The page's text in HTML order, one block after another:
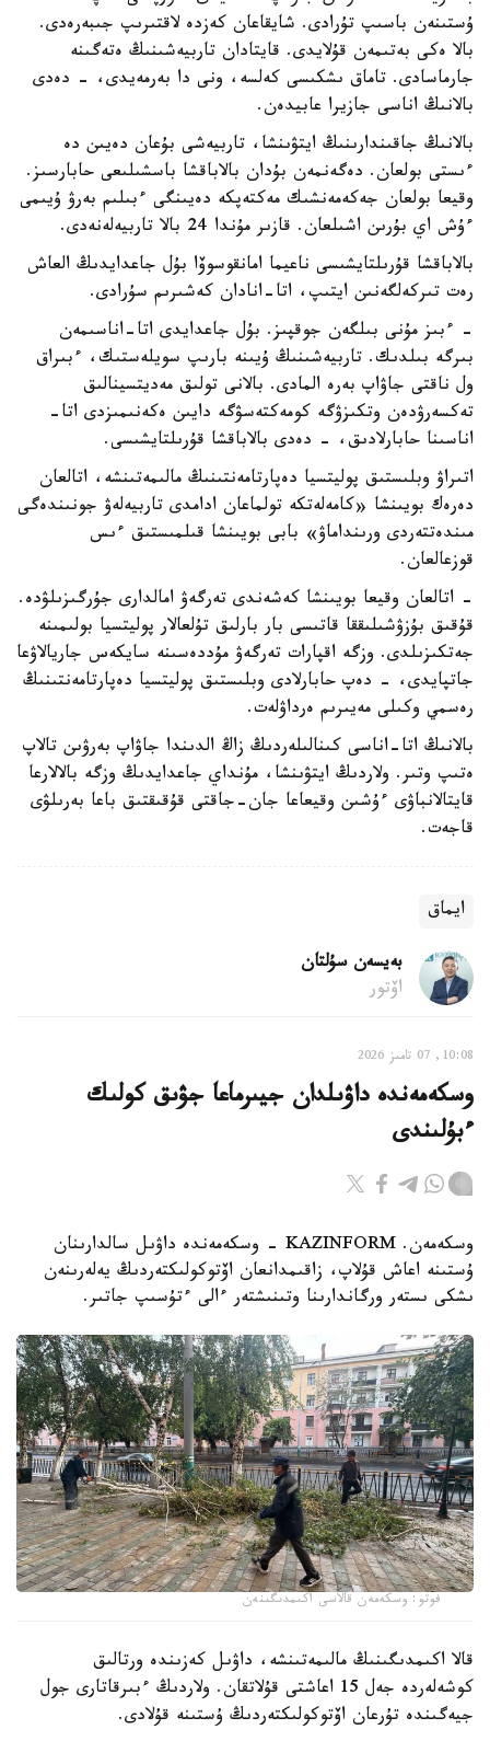
ۇستىنەن باسىپ تۇرادى. شايقاعان كەزدە لاقتىرىپ جىبەرەدى.
بالا ەكى بەتىمەن قۇلايدى. قايتادان تاربيەشىنىڭ ەتەگىنە
جارماسادى. تاماق ىشكىسى كەلسە، ونى دا بەرمەيدى، - دەدى
بالانىڭ اناسى جازيرا عابيدەن.
بالانىڭ جاقىندارىنىڭ ايتۋىنشا، تاربيەشى بۇعان دەيىن دە
ءىستى بولعان. دەگەنمەن بۇدان بالاباقشا باسشىلىعى حابارسىز.
وقيعا بولعان جەكەمەنشىك مەكتەپكە دەيىنگى ءبىلىم بەرۋ ۇيىمى
ءۇش اي بۇرىن اشىلعان. قازىر مۇندا 24 بالا تاربيەلەنەدى.
بالاباقشا قۇرىلتايشىسى ناعيما امانقوسوۆا بۇل جاعدايدىڭ العاش
رەت تىركەلگەنىن ايتىپ، اتا-انادان كەشىرىم سۇرادى.
- ءبىز مۇنى بىلگەن جوقپىز. بۇل جاعدايدى اتا-اناسىمەن
بىرگە بىلدىك. تاربيەشىنىڭ ۇيىنە بارىپ سويلەستىك، ءبىراق
ول ناقتى جاۋاپ بەرە المادى. بالانى تولىق مەديتسينالىق
تەكسەرۋدەن وتكىزۋگە كومەكتەسۋگە دايىن ەكەنىمىزدى اتا-
اناسىنا حابارلادىق، - دەدى بالاباقشا قۇرىلتايشىسى.
اتىراۋ وبلىستىق پوليتسيا دەپارتامەنتىنىڭ مالىمەتىنشە، اتالعان
دەرەك بويىنشا «كامەلەتكە تولماعان ادامدى تاربيەلەۋ جونىندەگى
مىندەتتەردى ورىنداماۋ» بابى بويىنشا قىلمىستىق ءىس
قوزعالعان.
- اتالعان وقيعا بويىنشا كەشەندى تەرگەۋ امالدارى جۇرگىزىلۋدە.
قۇقىق بۇزۋشىلىققا قاتىسى بار بارلىق تۇلعالار پوليتسيا بولىمىنە
جەتكىزىلدى. وزگە اقپارات تەرگەۋ مۇددەسىنە سايكەس جاريالاۋعا
جاتپايدى، - دەپ حابارلادى وبلىستىق پوليتسيا دەپارتامەنتىنىڭ
رەسمي وكىلى مەيىرىم ەرداۋلەت.
بالانىڭ اتا-اناسى كىنالىلەردىڭ زاڭ الدىندا جاۋاپ بەرۋىن تالاپ
ەتىپ وتىر. ولاردىڭ ايتۋىنشا، مۇنداي جاعدايدىڭ وزگە بالالارعا
قايتالانباۋى ءۇشىن وقيعاعا جان-جاقتى قۇقىقتىق باعا بەرىلۋى
قاجەت.
ايماق
بەيسەن سۇلتان
اۆتور
10:08, 07 تامىز 2026
وسكەمەندە داۋىلدان جيىرماعا جۋىق كولىك
ءبۇلىندى
وسكەمەن. KAZINFORM - وسكەمەندە داۋىل سالدارىنان
ۇستىنە اعاش قۇلاپ، زاقىمدانعان اۆتوكولىكتەردىڭ يەلەرىنەن
ىشكى ىستەر ورگاندارىنا وتىنىشتەر ءالى ءتۇسىپ جاتىر.
فوتو: وسكەمەن قالاسى اكىمدىگىنەن
قالا اكىمدىگىنىڭ مالىمەتىنشە، داۋىل كەزىندە ورتالىق
كوشەلەردە جەل 15 اعاشتى قۇلاتقان. ولاردىڭ ءبىرقاتارى جول
جيەگىندە تۇرعان اۆتوكولىكتەردىڭ ۇستىنە قۇلادى.